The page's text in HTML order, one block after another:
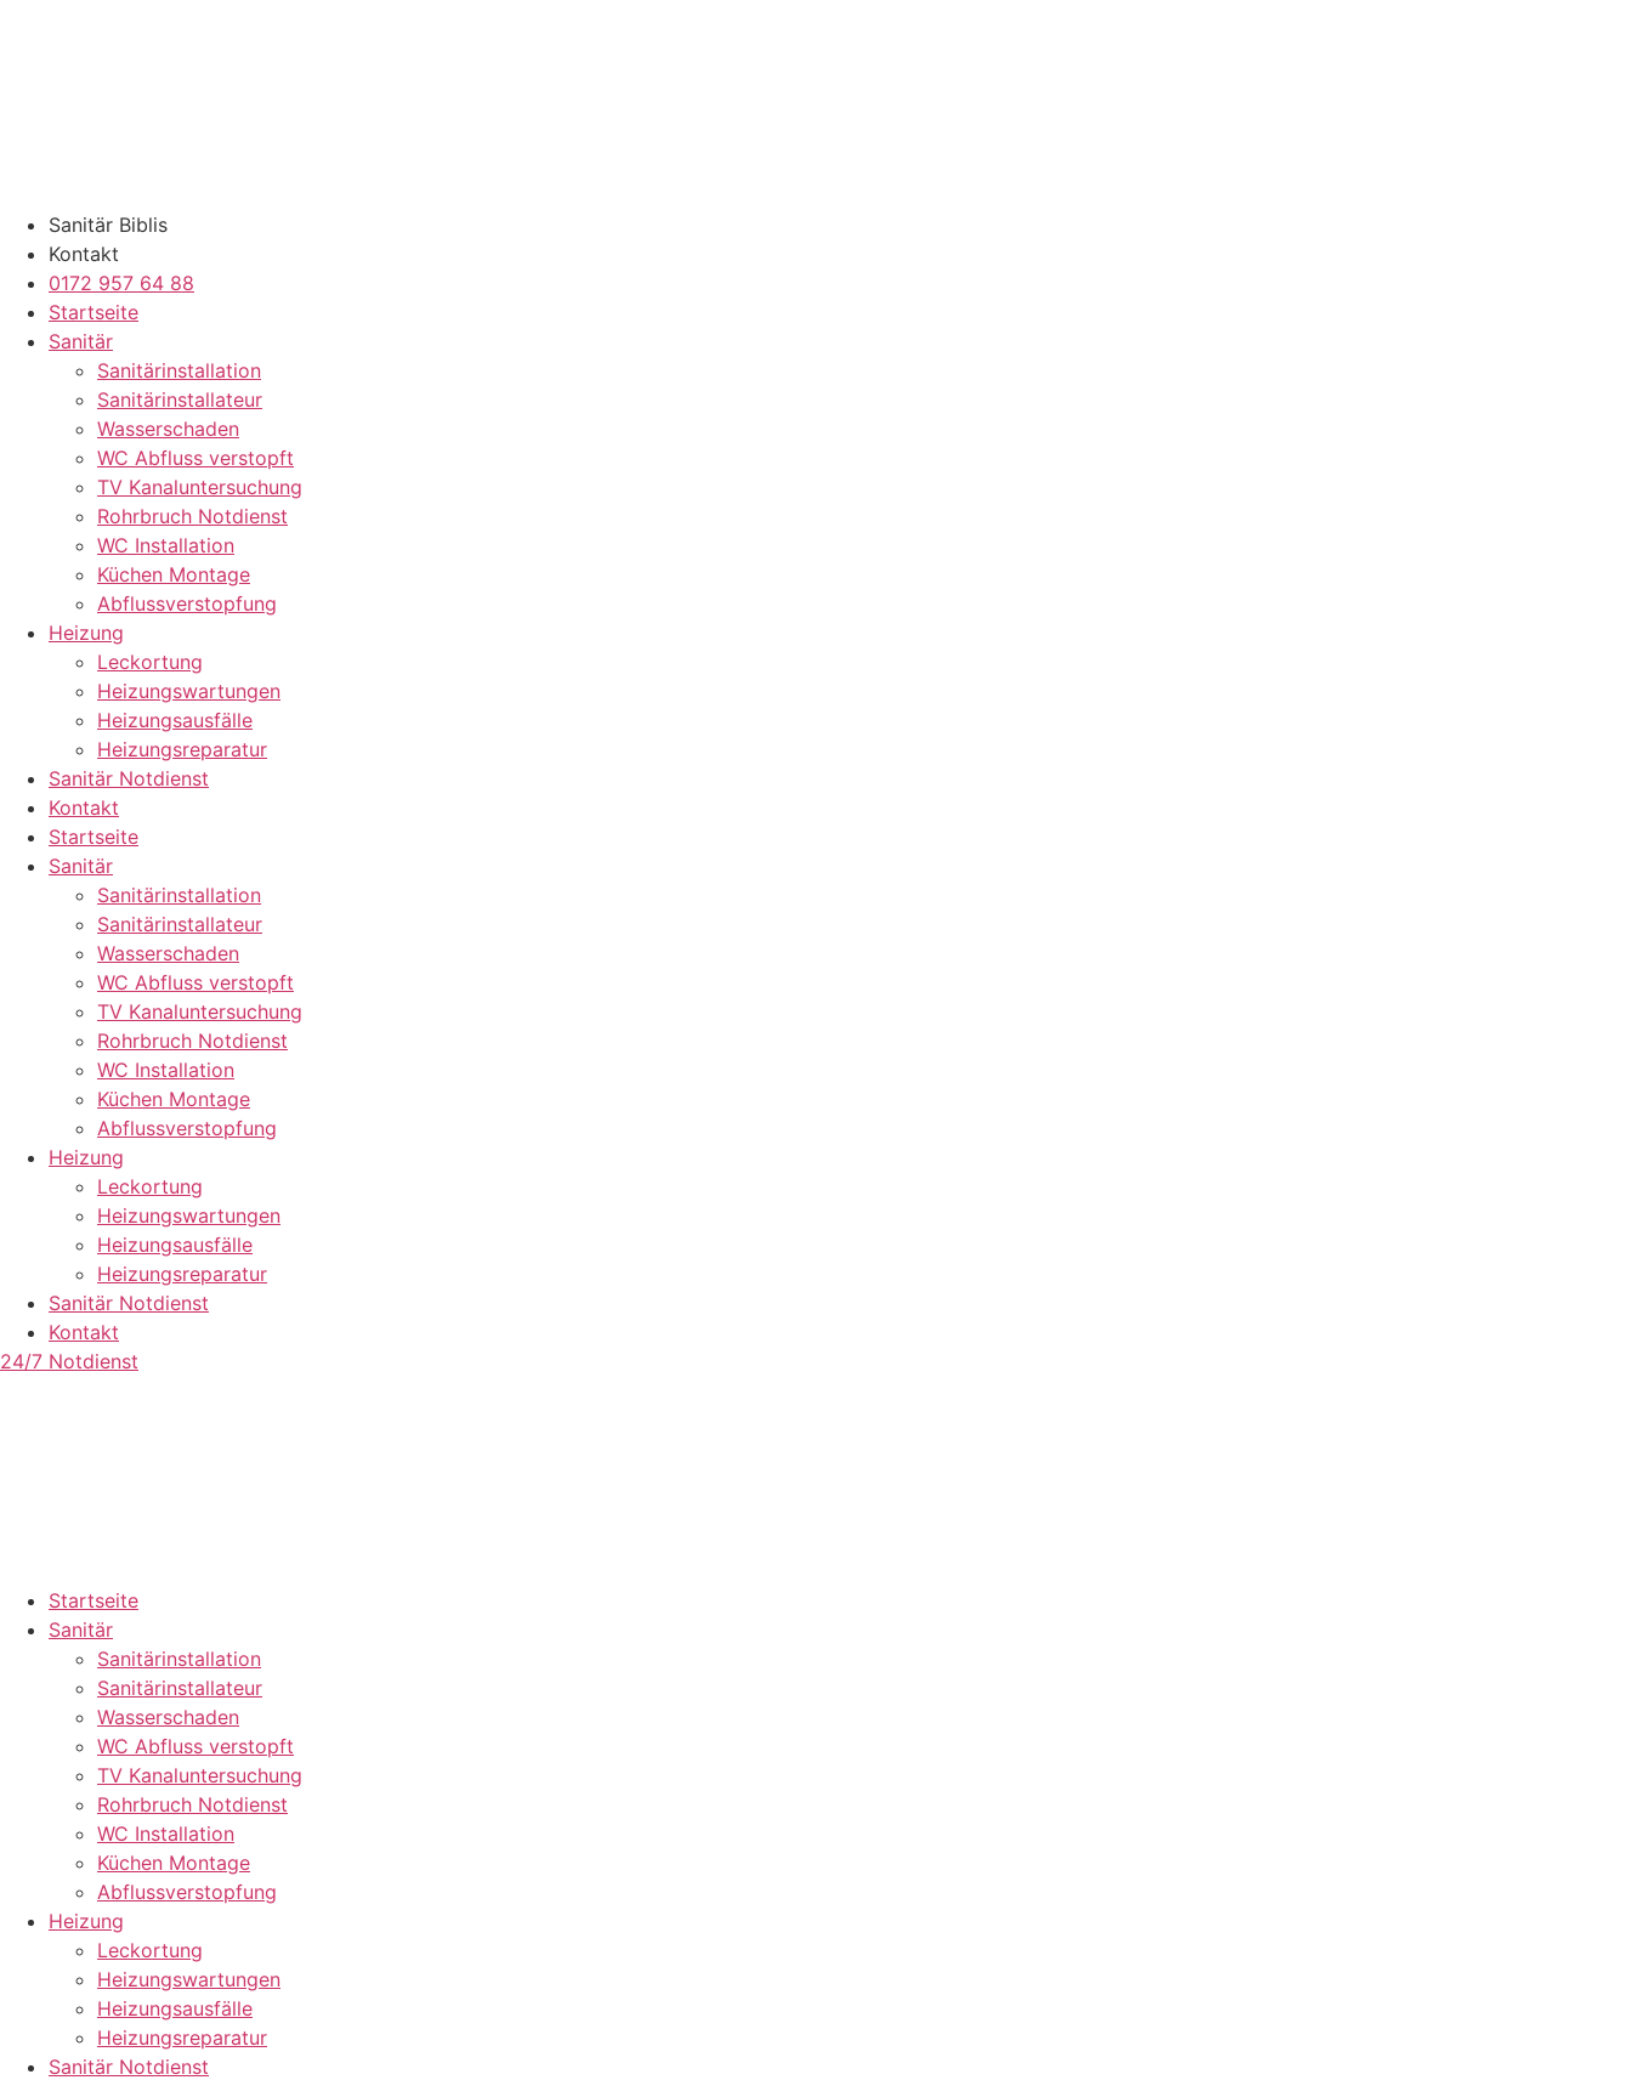
Sanitär Biblis
Kontakt
0172 957 64 88
Startseite
Sanitär
Sanitärinstallation
Sanitärinstallateur
Wasserschaden
WC Abfluss verstopft
TV Kanaluntersuchung
Rohrbruch Notdienst
WC Installation
Küchen Montage
Abflussverstopfung
Heizung
Leckortung
Heizungswartungen
Heizungsausfälle
Heizungsreparatur
Sanitär Notdienst
Kontakt
Startseite
Sanitär
Sanitärinstallation
Sanitärinstallateur
Wasserschaden
WC Abfluss verstopft
TV Kanaluntersuchung
Rohrbruch Notdienst
WC Installation
Küchen Montage
Abflussverstopfung
Heizung
Leckortung
Heizungswartungen
Heizungsausfälle
Heizungsreparatur
Sanitär Notdienst
Kontakt
24/7 Notdienst
Startseite
Sanitär
Sanitärinstallation
Sanitärinstallateur
Wasserschaden
WC Abfluss verstopft
TV Kanaluntersuchung
Rohrbruch Notdienst
WC Installation
Küchen Montage
Abflussverstopfung
Heizung
Leckortung
Heizungswartungen
Heizungsausfälle
Heizungsreparatur
Sanitär Notdienst